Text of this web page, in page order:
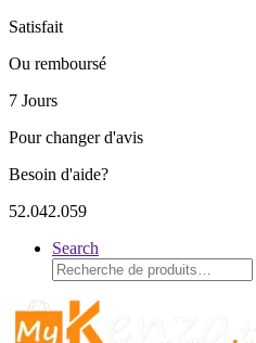
Satisfait
Ou remboursé
7 Jours
Pour changer d'avis
Besoin d'aide?
52.042.059
Search
Recherche
pour :